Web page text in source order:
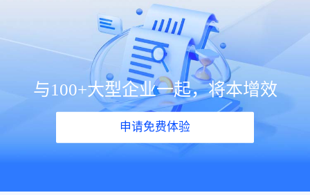
与100+大型企业一起，将本增效
申请免费体验